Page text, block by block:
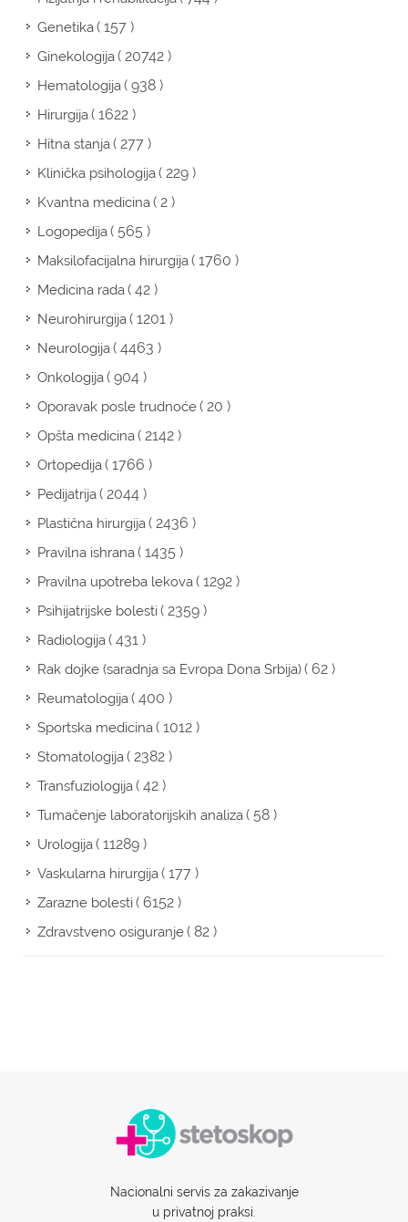
Genetika( 157 )
Ginekologija( 20742 )
Hematologija( 938 )
Hirurgija( 1622 )
Hitna stanja( 277 )
Klinička psihologija( 229 )
Kvantna medicina( 2 )
Logopedija( 565 )
Maksilofacijalna hirurgija( 1760 )
Medicina rada( 42 )
Neurohirurgija( 1201 )
Neurologija( 4463 )
Onkologija( 904 )
Oporavak posle trudnoće( 20 )
Opšta medicina( 2142 )
Ortopedija( 1766 )
Pedijatrija( 2044 )
Plastična hirurgija( 2436 )
Pravilna ishrana( 1435 )
Pravilna upotreba lekova( 1292 )
Psihijatrijske bolesti( 2359 )
Radiologija( 431 )
Rak dojke (saradnja sa Evropa Dona Srbija)( 62 )
Reumatologija( 400 )
Sportska medicina( 1012 )
Stomatologija( 2382 )
Transfuziologija( 42 )
Tumačenje laboratorijskih analiza( 58 )
Urologija( 11289 )
Vaskularna hirurgija( 177 )
Zarazne bolesti( 6152 )
Zdravstveno osiguranje( 82 )
Nacionalni servis za zakazivanje
u privatnoj praksi.